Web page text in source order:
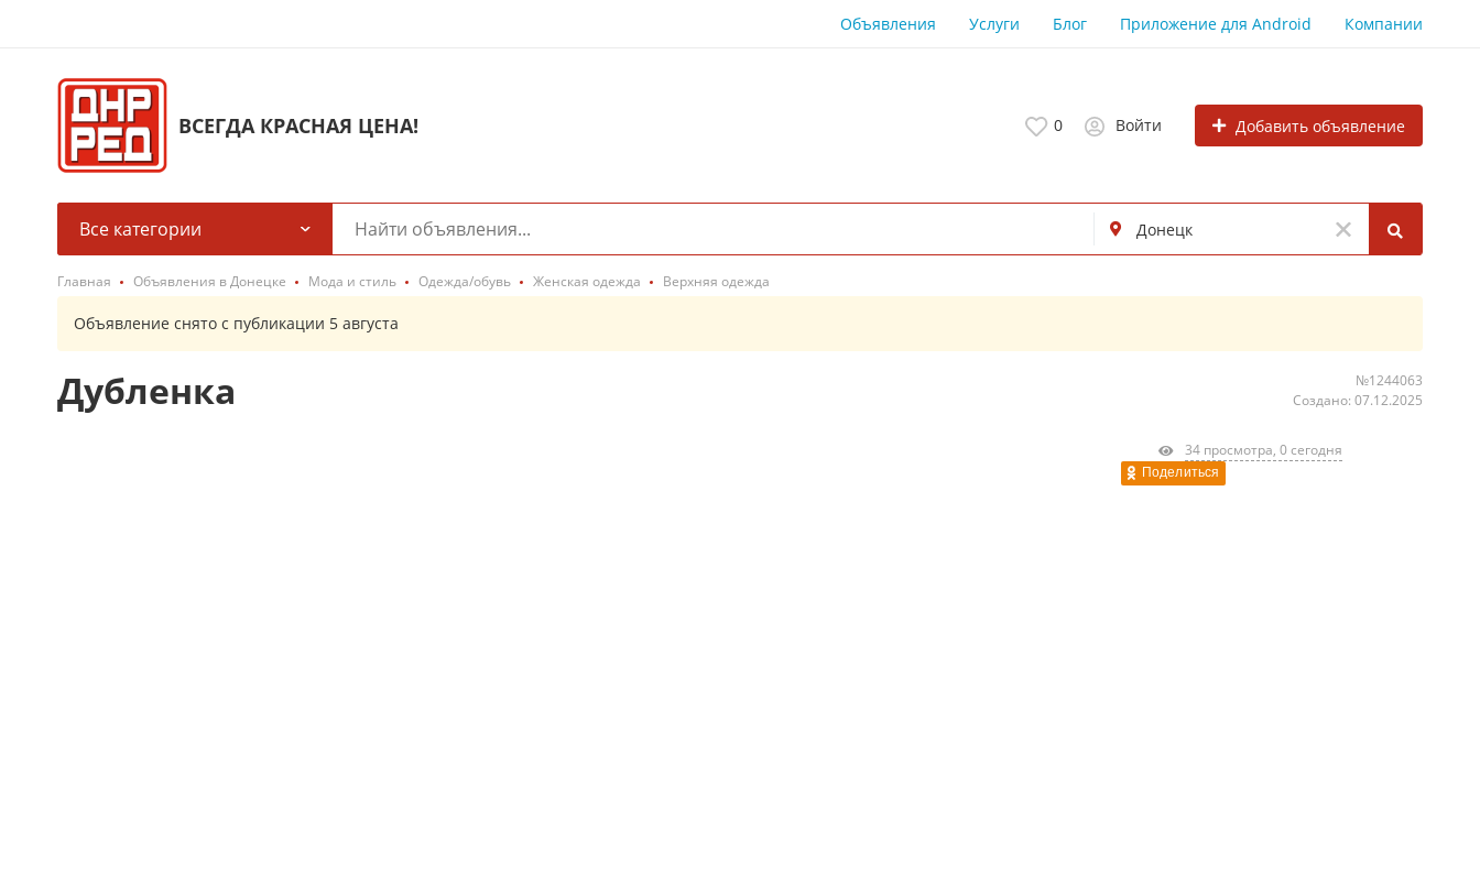
Объявления Услуги Блог Приложение для Android Компании
ВСЕГДА КРАСНАЯ ЦЕНА! 0 Войти Добавить объявление
Все категории
Главная Объявления в Донецке Мода и стиль Одежда/обувь Женская одежда Верхняя одежда
Объявление снято с публикации 5 августа
Дубленка
№1244063
Создано: 07.12.2025
34 просмотра, 0 сегодня
Поделиться